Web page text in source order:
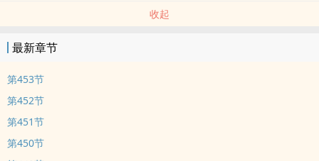
收起
最新章节
第453节
第452节
第451节
第450节